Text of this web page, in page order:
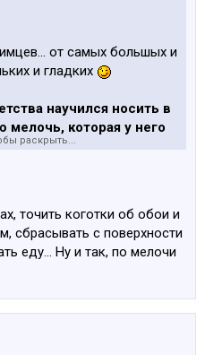
от самых большых и
и гладких
научился носить в
мелочь, которая у него
надо кинуть.. он сам за
таких повадок у котов
и то не у всех
пора учить сидеть
голос пора оттачивать
раскрыть...
точить коготки об обои и
сбрасывать с поверхности
еду... Ну и так, по мелочи